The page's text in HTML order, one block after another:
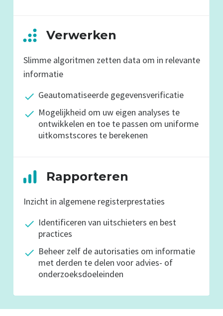
Verwerken
Slimme algoritmen zetten data om in relevante
informatie
Geautomatiseerde gegevens­verificatie
Mogelijkheid om uw eigen analyses te
ontwikkelen en toe te passen om uniforme
uitkomstscores te berekenen
Rapporteren
Inzicht in algemene registerprestaties
Identificeren van uitschieters en best
practices
Beheer zelf de autorisaties om informatie
met derden te delen voor advies- of
onderzoeks­doeleinden